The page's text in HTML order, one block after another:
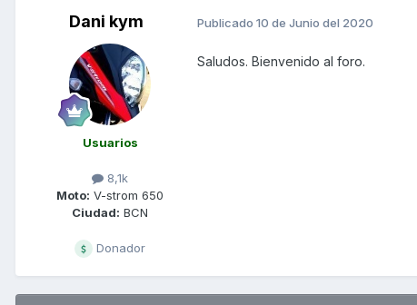
Dani kym
Usuarios
8,1k
Moto: V-strom 650
Ciudad: BCN
Donador
Publicado 10 de Junio del 2020
Saludos. Bienvenido al foro.